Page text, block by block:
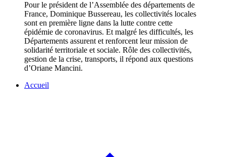
Pour le président de l’Assemblée des départements de
France, Dominique Bussereau, les collectivités locales
sont en première ligne dans la lutte contre cette
épidémie de coronavirus. Et malgré les difficultés, les
Départements assurent et renforcent leur mission de
solidarité territoriale et sociale. Rôle des collectivités,
gestion de la crise, transports, il répond aux questions
d’Oriane Mancini.
Accueil